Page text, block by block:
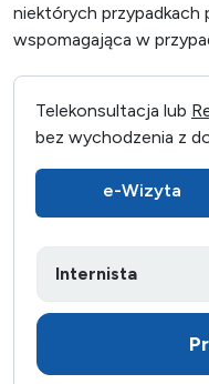
niektórych przypadkach
wspomagająca w
Telekonsultacja lub
bez wychodzenia z
e-Wizyta